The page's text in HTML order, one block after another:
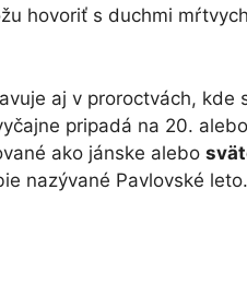
hovoriť s duchmi
aj v proroctvách, kde
pripadá na 20.
ako jánske alebo
nazývané Pavlovské leto.